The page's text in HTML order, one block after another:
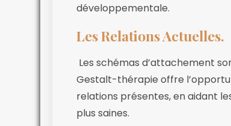
développementale.
Les Relations Actuelles.
Les schémas d’attachement
Gestalt-thérapie offre
relations présentes, en aidant
plus saines.